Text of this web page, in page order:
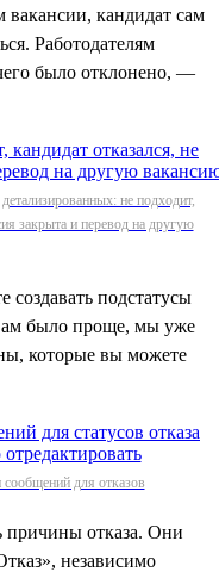
вакансии, кандидат сам
Работодателям
было отклонено, —
не подходит,
закрыта и перевод на другую
создавать подстатусы
было проще, мы уже
которые вы можете
сообщений для отказов
причины отказа. Они
независимо